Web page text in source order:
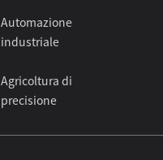
Automazione
industriale
Agricoltura di
precisione